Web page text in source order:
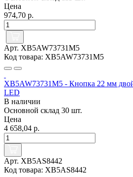
Цена
974,70 р.
Арт. XB5AW73731M5
Код товара: XB5AW73731M5
XB5AW73731M5 - Кнопка 22 мм
LED
В наличии
Основной склад 30 шт.
Цена
4 658,04 р.
Арт. XB5AS8442
Код товара: XB5AS8442